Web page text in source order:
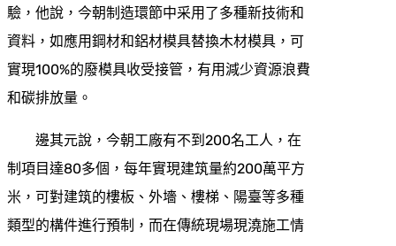
驗，他說，今朝制造環節中采用了多種新技術和
資料，如應用鋼材和鋁材模具替換木材模具，可
實現100%的廢模具收受接管，有用減少資源浪費
和碳排放量。
邊其元說，今朝工廠有不到200名工人，在
制項目達80多個，每年實現建筑量約200萬平方
米，可對建筑的樓板、外墻、樓梯、陽臺等多種
類型的構件進行預制，而在傳統現場現澆施工情